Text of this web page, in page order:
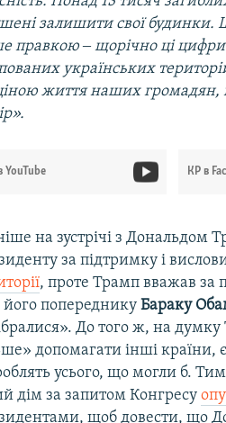
залишити свої будинки.
правкою ‒ щорічно ці
українських
життя наших громадян,
YouTube КР в
на зустрічі з
за підтримку і
, проте Трамп вважав за
попередникуБараку
До того ж, на
допомагати інші країни,
усього, що могли б. Тим
дім за запитом Конгресу
щоб довести, що